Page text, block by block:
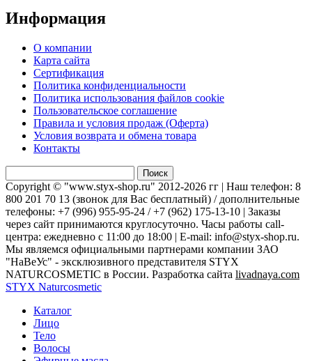
Информация
О компании
Карта сайта
Сертификация
Политика конфиденциальности
Политика использования файлов cookie
Пользовательское соглашение
Правила и условия продаж (Оферта)
Условия возврата и обмена товара
Контакты
Copyright © "www.styx-shop.ru" 2012-2026 гг | Наш телефон: 8
800 201 70 13 (звонок для Вас бесплатный) / дополнительные
телефоны: +7 (996) 955-95-24 / +7 (962) 175-13-10 | Заказы
через сайт принимаются круглосуточно. Часы работы call-
центра: ежедневно с 11:00 до 18:00 | E-mail: info@styx-shop.ru.
Мы являемся официальными партнерами компании ЗАО
"НаВеУс" - эксклюзивного представителя STYX
NATURCOSMETIC в России. Разработка сайта livadnaya.com
STYX Naturcosmetic
Каталог
Лицо
Тело
Волосы